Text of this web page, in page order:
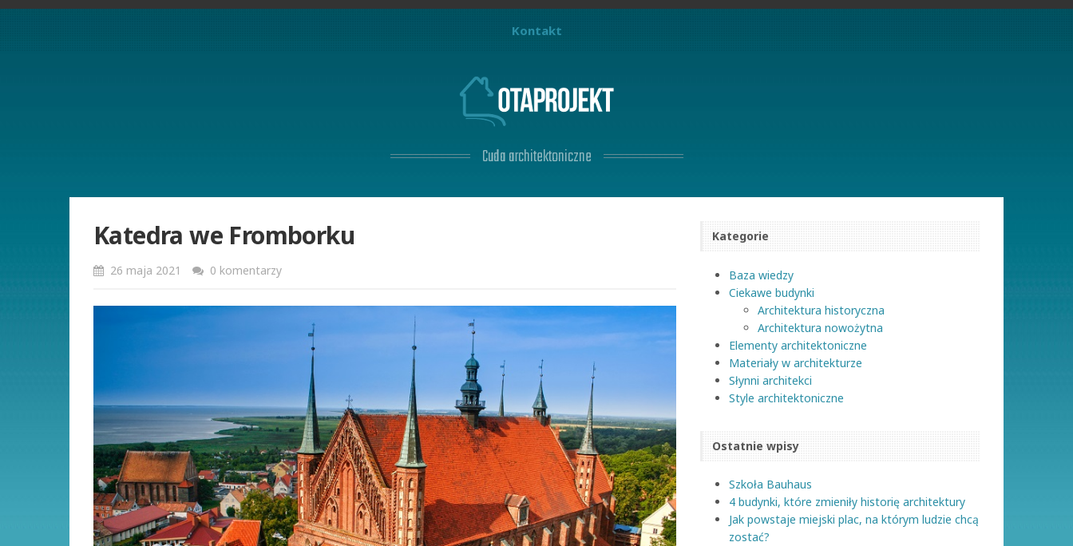
Kontakt
Cuda architektoniczne
Katedra we Fromborku
26 maja 2021 0 komentarzy
Kategorie
Baza wiedzy
Ciekawe budynki
Architektura historyczna
Architektura nowożytna
Elementy architektoniczne
Materiały w architekturze
Słynni architekci
Style architektoniczne
Ostatnie wpisy
Szkoła Bauhaus
4 budynki, które zmieniły historię architektury
Jak powstaje miejski plac, na którym ludzie chcą
zostać?